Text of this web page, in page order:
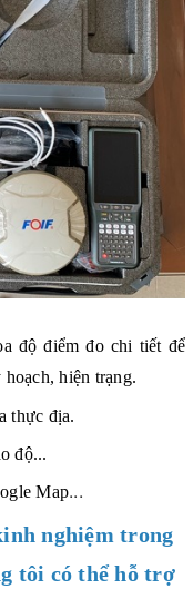
độ điểm đo chi tiết để
hiện trạng.
thực địa.
độ...
Map...
nghiệm trong
tôi có thể hỗ trợ